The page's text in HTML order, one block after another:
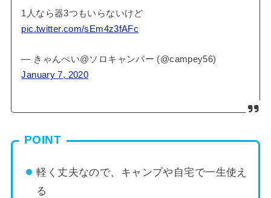
1人なら器3つもいらないけど
pic.twitter.com/sEm4z3fAFc
— きゃんぺい@ソロキャンパー (@campey56)
January 7, 2020
POINT
軽く丈夫なので、キャンプや自宅で一生使え
る